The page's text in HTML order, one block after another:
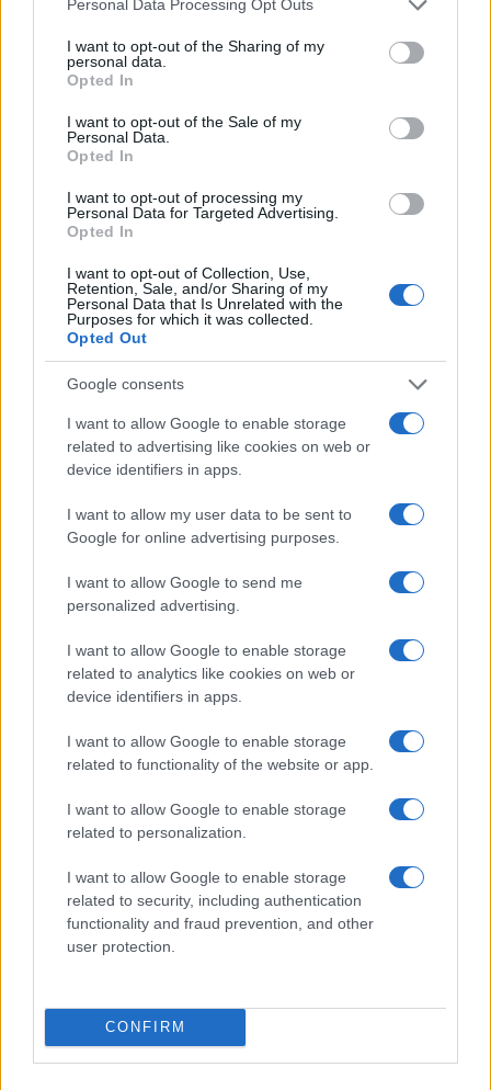
not limited to your visit or usage behaviour. You may click to
grant or deny consent to Google and its third-party tags to
use your data for below specified purposes in below Google
consent section.
Personal Data Processing Opt Outs
I want to opt-out of the Sharing of my
personal data.
Opted In
I want to opt-out of the Sale of my
Personal Data.
Opted In
I want to opt-out of processing my
Personal Data for Targeted Advertising.
Opted In
I want to opt-out of Collection, Use,
Retention, Sale, and/or Sharing of my
Personal Data that Is Unrelated with the
Purposes for which it was collected.
Opted Out
Google consents
I want to allow Google to enable storage
related to advertising like cookies on web or
device identifiers in apps.
I want to allow my user data to be sent to
Google for online advertising purposes.
I want to allow Google to send me
personalized advertising.
I want to allow Google to enable storage
related to analytics like cookies on web or
device identifiers in apps.
I want to allow Google to enable storage
related to functionality of the website or app.
I want to allow Google to enable storage
related to personalization.
I want to allow Google to enable storage
related to security, including authentication
functionality and fraud prevention, and other
user protection.
CONFIRM
sanación colectiva, creando temas mensuales que
se alinean con cada luna nueva y llena. Si deseas
recibir ideas para rituales de sanación animal en
los próximos temas lunares, no dudes en
campo de energía y crear un cambio significativo,
un corazón, una intención y una luna a la vez.
AUTOR
Staff
Sigue leyendo